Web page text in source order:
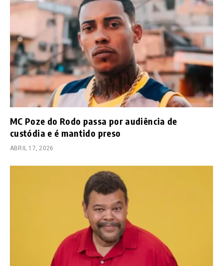
MC Poze do Rodo passa por audiência de
custódia e é mantido preso
ABRIL 17, 2026